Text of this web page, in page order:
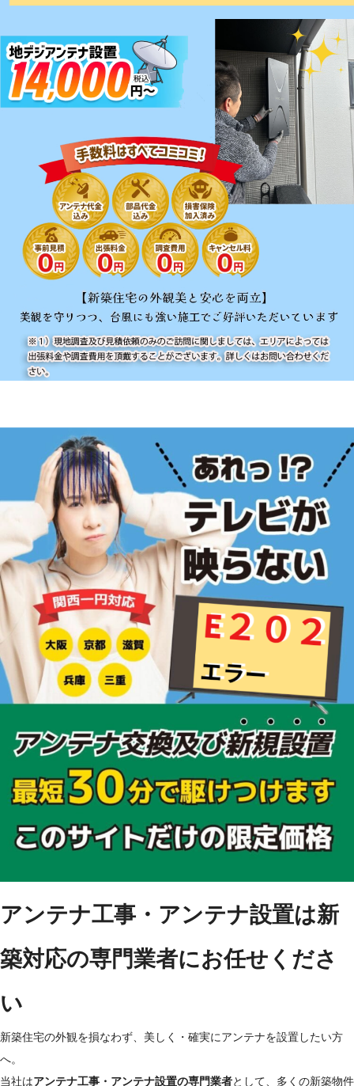
アンテナ工事・アンテナ設置は新
築対応の専門業者にお任せくださ
い
新築住宅の外観を損なわず、美しく・確実にアンテナを設置したい方
へ。
当社はアンテナ工事・アンテナ設置の専門業者として、多くの新築物件